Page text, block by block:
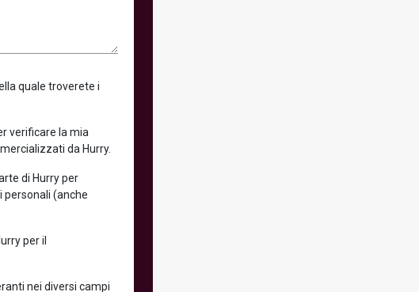
quale troverete i
verificare la mia
da Hurry.
di Hurry per
personali (anche
per il
nei diversi campi